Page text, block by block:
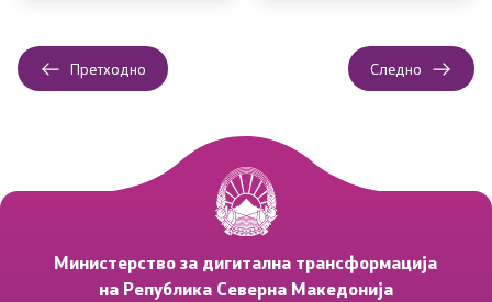
Со еден клик до сите услуги
Претходно Следно
Министерство за дигитална трансформација
на Република Северна Македонија